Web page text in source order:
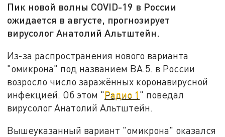
Пик новой волны COVID-19 в России
ожидается в августе, прогнозирует
вирусолог Анатолий Альтштейн.
Из-за распространения нового варианта
"омикрона" под названием ВА.5. в России
возросло число заражённых коронавирусной
инфекцией. Об этом "Радио 1" поведал
вирусолог Анатолий Альтштейн.
Вышеуказанный вариант "омикрона" оказался